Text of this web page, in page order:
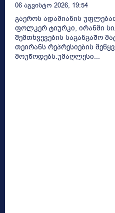
06 Აგვისტო 2026, 19:54
გაეროს ადამიანის
ფოლკერ ტიურკი, ირანში
შემთხვევების საგანგაშო
თეირანს რეპრესიების
მოუწოდებს.უმაღლესი...